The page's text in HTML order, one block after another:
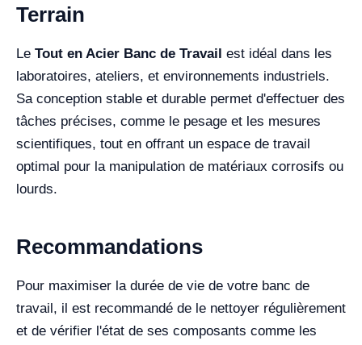
Terrain
Le Tout en Acier Banc de Travail est idéal dans les
laboratoires, ateliers, et environnements industriels.
Sa conception stable et durable permet d'effectuer des
tâches précises, comme le pesage et les mesures
scientifiques, tout en offrant un espace de travail
optimal pour la manipulation de matériaux corrosifs ou
lourds.
Recommandations
Pour maximiser la durée de vie de votre banc de
travail, il est recommandé de le nettoyer régulièrement
et de vérifier l'état de ses composants comme les